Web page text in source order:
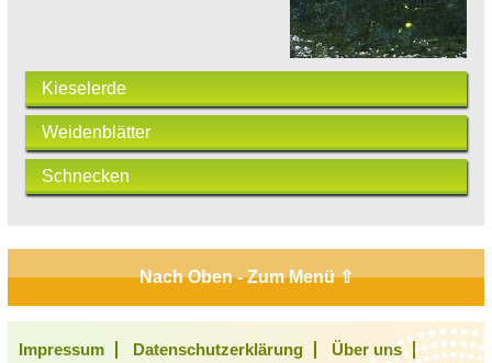
Kieselerde
Weidenblätter
Schnecken
Nach Oben - Zum Menü ⇧
Impressum Datenschutzerklärung
Über uns